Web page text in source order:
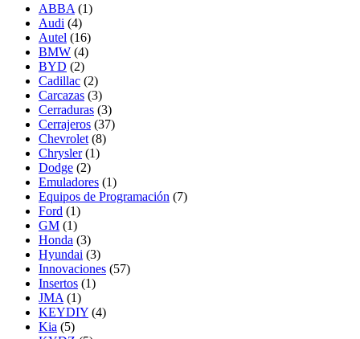
ABBA (1)
Audi (4)
Autel (16)
BMW (4)
BYD (2)
Cadillac (2)
Carcazas (3)
Cerraduras (3)
Cerrajeros (37)
Chevrolet (8)
Chrysler (1)
Dodge (2)
Emuladores (1)
Equipos de Programación (7)
Ford (1)
GM (1)
Honda (3)
Hyundai (3)
Innovaciones (57)
Insertos (1)
JMA (1)
KEYDIY (4)
Kia (5)